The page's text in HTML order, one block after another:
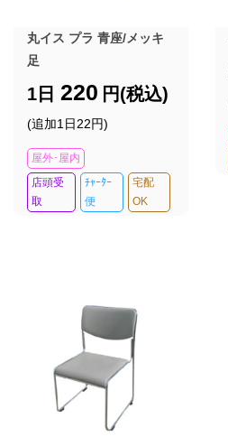
丸イス プラ 青座/メッキ
足
1日 220 円(税込)
(追加1日22円)
屋外･屋内
店頭受
取
ﾁｬｰﾀｰ
便
宅配
OK